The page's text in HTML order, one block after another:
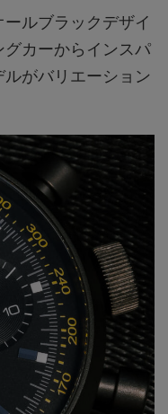
ルブラックデザイ
カーからインスパ
がバリエーション